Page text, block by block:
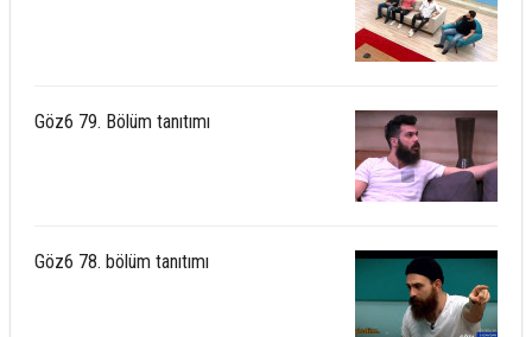
Göz6 79. Bölüm tanıtımı
Göz6 78. bölüm tanıtımı